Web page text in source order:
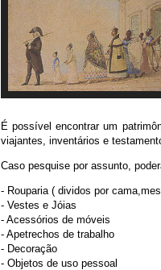
É possível encontrar um
viajantes, inventários e
Caso pesquise por assunto,
- Rouparia ( dividos por
- Vestes e Jóias
- Acessórios de móveis
- Apetrechos de trabalho
- Decoração
- Objetos de uso pessoal